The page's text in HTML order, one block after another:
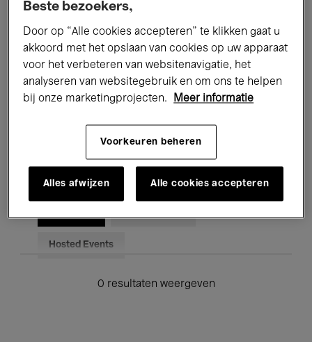
Tentoonstellingen Films
Performances Lezingen & Debatten
Jazz Klassieke Muziek Global Music
Elektronische Muziek
Voor iedereen Kids’ Palace
Hosted Events
0 resultaten weergeven
Beste bezoekers,
Door op “Alle cookies accepteren” te klikken gaat u
akkoord met het opslaan van cookies op uw apparaat
voor het verbeteren van websitenavigatie, het
analyseren van websitegebruik en om ons te helpen
bij onze marketingprojecten.
Meer informatie
Voorkeuren beheren
Alles afwijzen Alle cookies accepteren